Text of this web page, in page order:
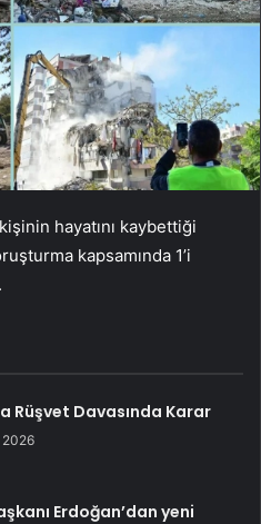
hayatını kaybettiği
kapsamında 1’i
Rüşvet Davasında Karar
2026
Erdoğan’dan yeni